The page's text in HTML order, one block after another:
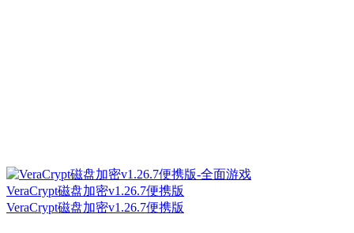
VeraCrypt磁盘加密v1.26.7便携版
VeraCrypt磁盘加密v1.26.7便携版